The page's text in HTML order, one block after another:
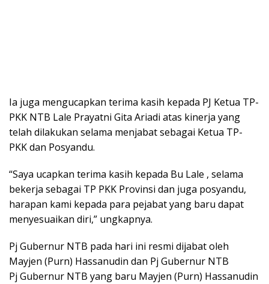
Ia juga mengucapkan terima kasih kepada PJ Ketua TP-
PKK NTB Lale Prayatni Gita Ariadi atas kinerja yang
telah dilakukan selama menjabat sebagai Ketua TP-
PKK dan Posyandu.
“Saya ucapkan terima kasih kepada Bu Lale , selama
bekerja sebagai TP PKK Provinsi dan juga posyandu,
harapan kami kepada para pejabat yang baru dapat
menyesuaikan diri,” ungkapnya.
Pj Gubernur NTB pada hari ini resmi dijabat oleh
Mayjen (Purn) Hassanudin dan Pj Gubernur NTB
Pj Gubernur NTB yang baru Mayjen (Purn) Hassanudin